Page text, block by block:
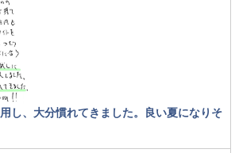
し、大分慣れてきました。良い夏になりそ